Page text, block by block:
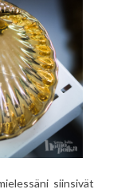
siinsivät